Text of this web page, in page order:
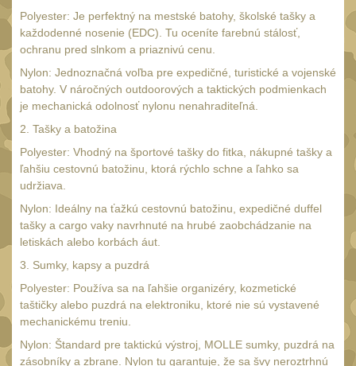
Kolimátory 53
Zvětšovací moduly 5
LPVO21
Na vzduchovku15
Na kuše2
Velký oční reliéf
Na dlouhé
vzdálenosti13
Multi-range
Krátka a střední
vzdálenost 16
Príslušenstvo pre
optiku
UTG 45
Polyester: Je perfektný na mestské batohy, školské tašky a
každodenné nosenie (EDC). Tu oceníte farebnú stálosť,
ochranu pred slnkom a priaznivú cenu.
Nylon: Jednoznačná voľba pre expedičné, turistické a vojenské
batohy. V náročných outdoorových a taktických podmienkach
je mechanická odolnosť nylonu nenahraditeľná.
2. Tašky a batožina
Polyester: Vhodný na športové tašky do fitka, nákupné tašky a
ľahšiu cestovnú batožinu, ktorá rýchlo schne a ľahko sa
udržiava.
Nylon: Ideálny na ťažkú cestovnú batožinu, expedičné duffel
tašky a cargo vaky navrhnuté na hrubé zaobchádzanie na
letiskách alebo korbách áut.
3. Sumky, kapsy a puzdrá
Polyester: Používa sa na ľahšie organizéry, kozmetické
taštičky alebo puzdrá na elektroniku, ktoré nie sú vystavené
mechanickému treniu.
Nylon: Štandard pre taktickú výstroj, MOLLE sumky, puzdrá na
zásobníky a zbrane. Nylon tu garantuje, že sa švy neroztrhnú